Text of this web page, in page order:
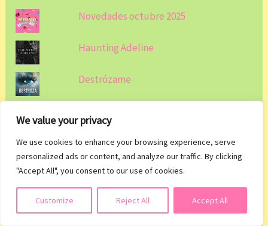
We value your privacy
We use cookies to enhance your browsing experience, serve
personalized ads or content, and analyze our traffic. By clicking
"Accept All", you consent to our use of cookies.
Customize Reject All Accept All
Novedades octubre 2025
Haunting Adeline
Destrózame
El brillo de las luciérnagas
Imperio de tormentas
Romper el hielo Suscribirse